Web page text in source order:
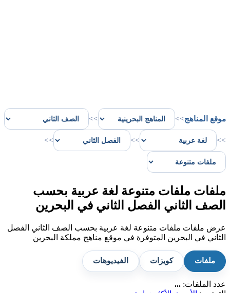
موقع المناهج>>
>>
>>
>>
>>
ملفات ملفات متنوعة لغة عربية بحسب
الصف الثاني الفصل الثاني في البحرين
عرض ملفات ملفات متنوعة لغة عربية بحسب الصف الثاني الفصل
الثاني في البحرين المتوفرة في موقع مناهج مملكة البحرين
ملفات كويزات الفيديوهات
عدد الملفات: ...